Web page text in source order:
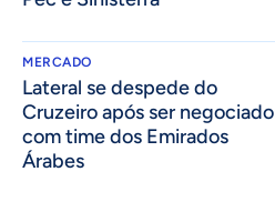
MERCADO
Lateral se despede do
Cruzeiro após ser negociado
com time dos Emirados
Árabes